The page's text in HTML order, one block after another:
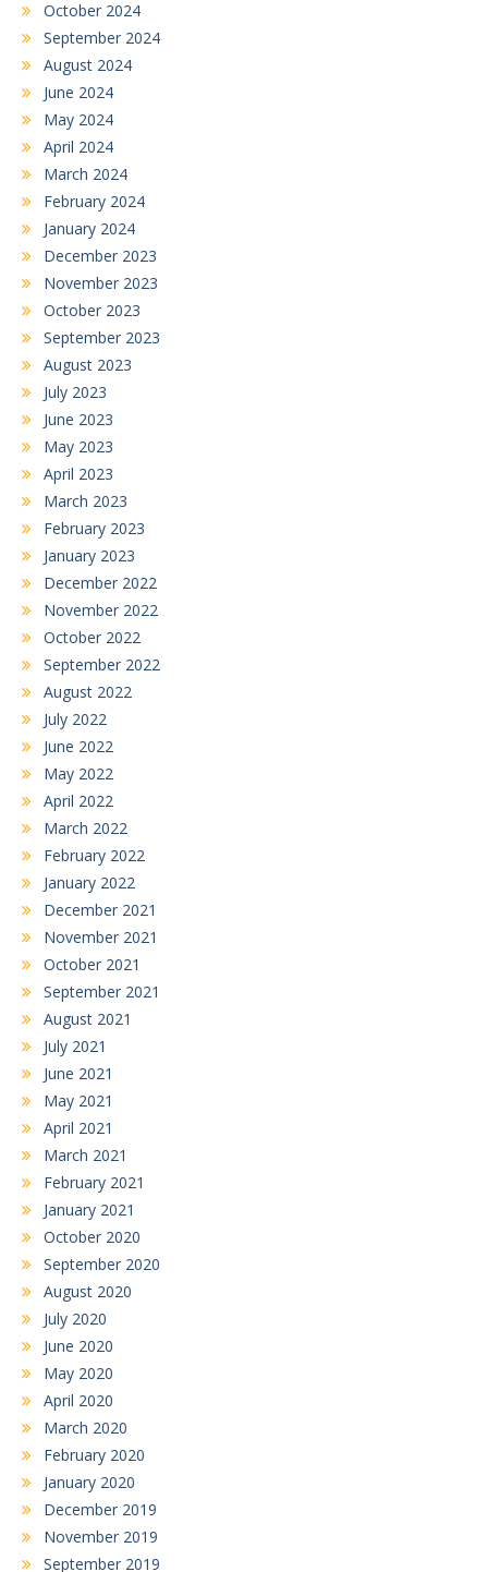
October 2024
September 2024
August 2024
June 2024
May 2024
April 2024
March 2024
February 2024
January 2024
December 2023
November 2023
October 2023
September 2023
August 2023
July 2023
June 2023
May 2023
April 2023
March 2023
February 2023
January 2023
December 2022
November 2022
October 2022
September 2022
August 2022
July 2022
June 2022
May 2022
April 2022
March 2022
February 2022
January 2022
December 2021
November 2021
October 2021
September 2021
August 2021
July 2021
June 2021
May 2021
April 2021
March 2021
February 2021
January 2021
October 2020
September 2020
August 2020
July 2020
June 2020
May 2020
April 2020
March 2020
February 2020
January 2020
December 2019
November 2019
September 2019